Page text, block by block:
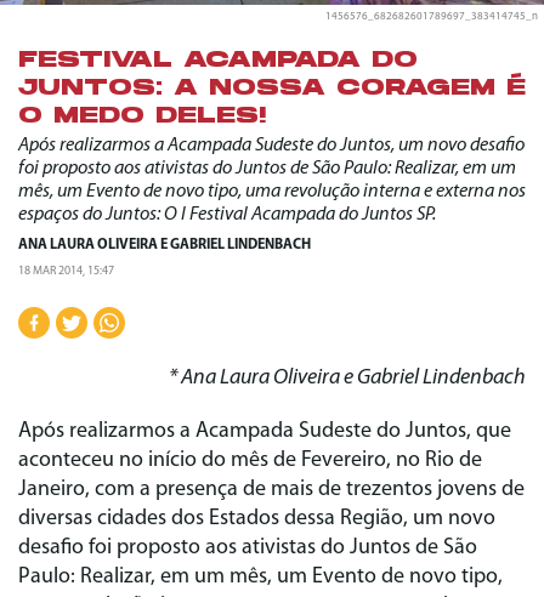
1456576_682682601789697_383414745_n
FESTIVAL ACAMPADA DO
JUNTOS: A NOSSA CORAGEM É
O MEDO DELES!
Após realizarmos a Acampada Sudeste do Juntos, um novo desafio
foi proposto aos ativistas do Juntos de São Paulo: Realizar, em um
mês, um Evento de novo tipo, uma revolução interna e externa nos
espaços do Juntos: O I Festival Acampada do Juntos SP.
ANA LAURA OLIVEIRA EGABRIEL LINDENBACH
18 MAR 2014, 15:47
* Ana Laura Oliveira e Gabriel Lindenbach
Após realizarmos a Acampada Sudeste do Juntos, que
aconteceu no início do mês de Fevereiro, no Rio de
Janeiro, com a presença de mais de trezentos jovens de
diversas cidades dos Estados dessa Região, um novo
desafio foi proposto aos ativistas do Juntos de São
Paulo: Realizar, em um mês, um Evento de novo tipo,